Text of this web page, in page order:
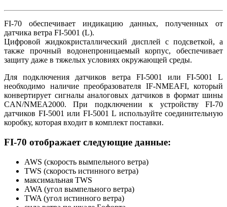
FI-70 обеспечивает индикацию данных, полученных от
датчика ветра FI-5001 (L).
Цифровой жидкокристаллический дисплей с подсветкой, а
также прочный водонепроницаемый корпус, обеспечивает
защиту даже в тяжелых условиях окружающей среды.
Для подключения датчиков ветра FI-5001 или FI-5001 L
необходимо наличие преобразователя IF-NMEAFI, который
конвертирует сигналы аналоговых датчиков в формат шины
CAN/NMEA2000. При подключении к устройству FI-70
датчиков FI-5001 или FI-5001 L используйте соединительную
коробку, которая входит в комплект поставки.
FI-70 отображает следующие данные:
AWS (скорость вымпельного ветра)
TWS (скорость истинного ветра)
максимальная TWS
AWA (угол вымпельного ветра)
TWA (угол истинного ветра)